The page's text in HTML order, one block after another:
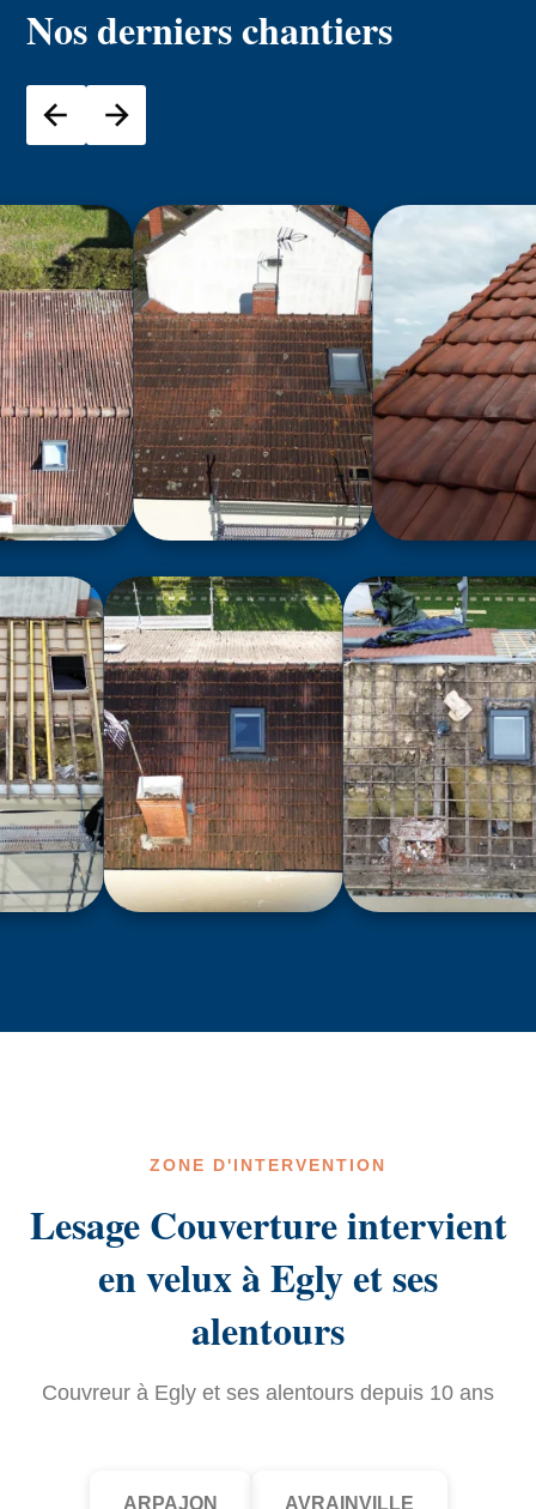
Nos derniers chantiers
ZONE D'INTERVENTION
Lesage Couverture intervient
en velux à Egly et ses
alentours
Couvreur à Egly et ses alentours depuis 10 ans
ARPAJON AVRAINVILLE